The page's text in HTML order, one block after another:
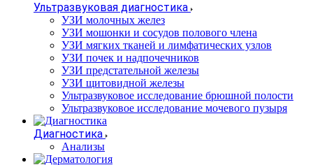
Ультразвуковая диагностика
УЗИ молочных желез
УЗИ мошонки и сосудов полового члена
УЗИ мягких тканей и лимфатических узлов
УЗИ почек и надпочечников
УЗИ предстательной железы
УЗИ щитовидной железы
Ультразвуковое исследование брюшной полости
Ультразвуковое исследование мочевого пузыря
Диагностика
Анализы